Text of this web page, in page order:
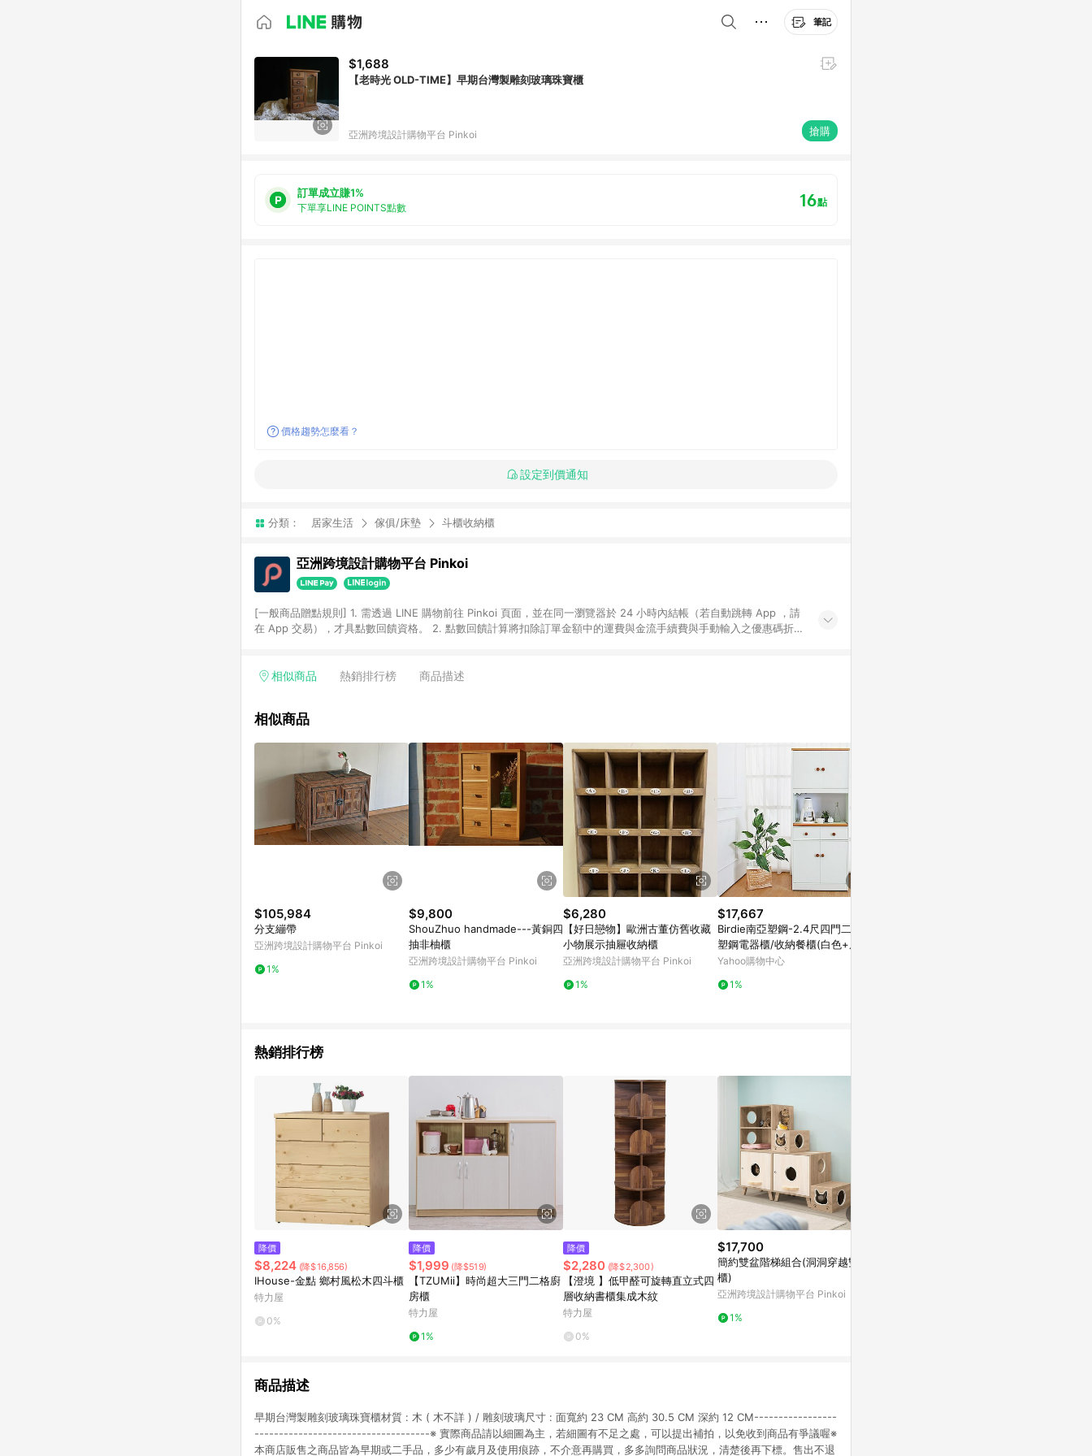
筆記
$1,688
【老時光 OLD-TIME】早期台灣製雕刻玻璃珠寶櫃
亞洲跨境設計購物平台 Pinkoi 搶購
訂單成立賺1%
下單享LINE POINTS點數 16點
價格趨勢怎麼看？
設定到價通知
分類： 居家生活 傢俱/床墊 斗櫃收納櫃
亞洲跨境設計購物平台 Pinkoi
[一般商品贈點規則] 1. 需透過 LINE 購物前往 Pinkoi 頁面，並在同一瀏覽器於 24 小時內結帳（若自動跳轉 App ，請
在 App 交易），才具點數回饋資格。 2. 點數回饋計算將扣除訂單金額中的運費與金流手續費與手動輸入之優惠碼折
格，部分退款不在此限。 6. APP 請更新至Android v4.6.0 / iOS v4.1.5 以上才具贈點資格。 7. 點數將於出貨後 45 天
使用規則請以點數紅包活動說明為準。 11. 若於 LINE 購物前往 Pinkoi 頁面後才首次下載 Pinkoi APP 並完成訂單，不
相似商品 熱銷排行榜 商品描述
相似商品
$105,984
分支繃帶
亞洲跨境設計購物平台 Pinkoi
1%
$9,800
ShouZhuo handmade---黃銅四
抽非柚櫃
亞洲跨境設計購物平台 Pinkoi
1%
$6,280
【好日戀物】歐洲古董仿舊收藏
小物展示抽屜收納櫃
亞洲跨境設計購物平台 Pinkoi
1%
$17,667
Birdie南亞塑鋼-2.4尺四門二抽
塑鋼電器櫃/收納餐櫃(白色+原木
色)-72x41x180cm
Yahoo購物中心
1%
熱銷排行榜
降價
$8,224 (降$16,856)
IHouse-金點 鄉村風松木四斗櫃
特力屋
0%
降價
$1,999 (降$519)
【TZUMii】時尚超大三門二格廚
房櫃
特力屋
1%
降價
$2,280 (降$2,300)
【澄境 】低甲醛可旋轉直立式四
層收納書櫃集成木紋
特力屋
0%
$17,700
簡約雙盆階梯組合(洞洞穿越雙層
櫃)
亞洲跨境設計購物平台 Pinkoi
1%
商品描述
早期台灣製雕刻玻璃珠寶櫃材質 : 木 ( 木不詳 ) / 雕刻玻璃尺寸 : 面寬約 23 CM 高約 30.5 CM 深約 12 CM-----------------
------------------------------------※ 實際商品請以細圖為主，若細圖有不足之處，可以提出補拍，以免收到商品有爭議喔※
本商店販售之商品皆為早期或二手品，多少有歲月及使用痕跡，不介意再購買，多多詢問商品狀況，清楚後再下標。售出不退